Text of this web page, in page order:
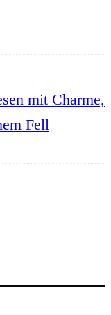
mit Charme,
Fell